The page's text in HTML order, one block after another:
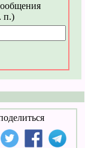
п.)